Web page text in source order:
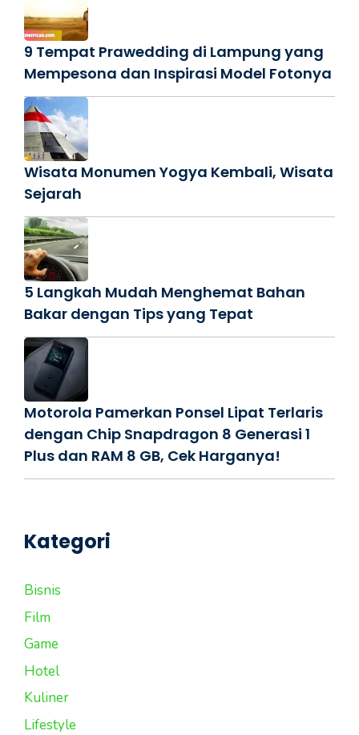
9 Tempat Prawedding di Lampung yang
Mempesona dan Inspirasi Model Fotonya
Wisata Monumen Yogya Kembali, Wisata
Sejarah
5 Langkah Mudah Menghemat Bahan
Bakar dengan Tips yang Tepat
Motorola Pamerkan Ponsel Lipat Terlaris
dengan Chip Snapdragon 8 Generasi 1
Plus dan RAM 8 GB, Cek Harganya!
Kategori
Bisnis
Film
Game
Hotel
Kuliner
Lifestyle